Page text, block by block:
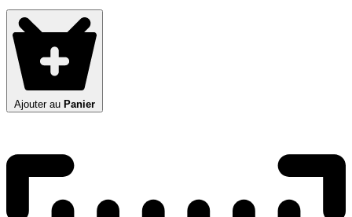
Ajouter au Panier